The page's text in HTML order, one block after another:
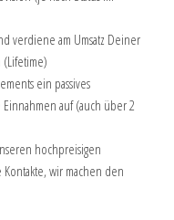
verdiene am Umsatz Deiner
ein passives
auf (auch über 2
hochpreisigen
wir machen den